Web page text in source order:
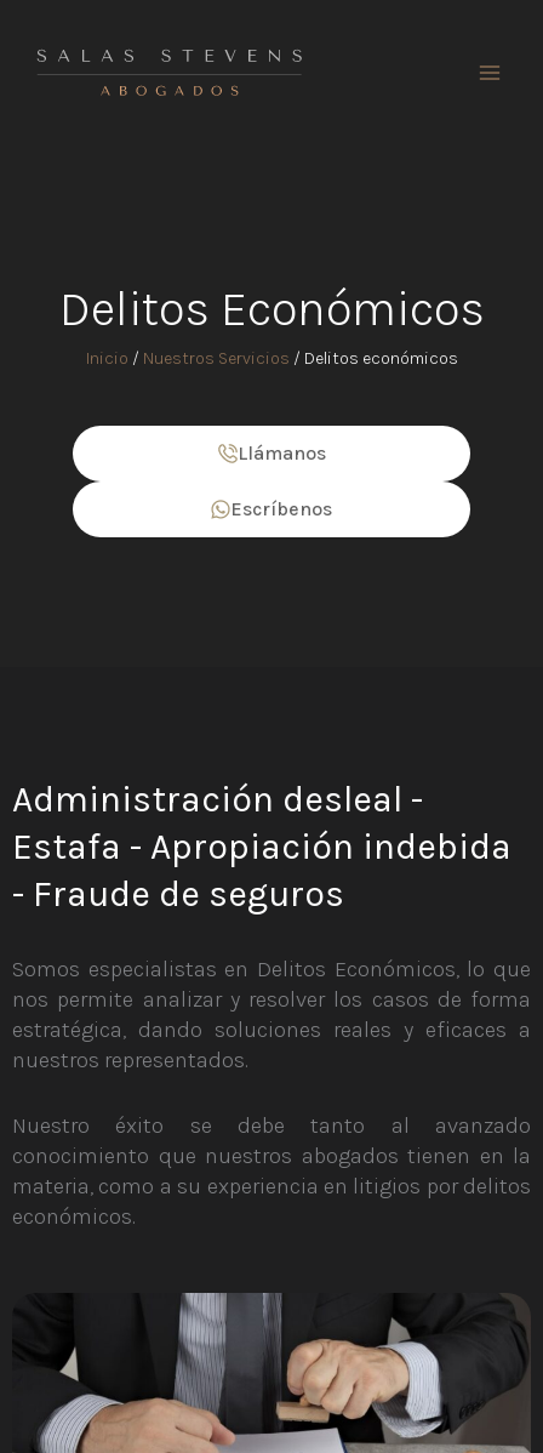
contenido
Delitos Económicos
Inicio / Nuestros Servicios / Delitos económicos
Llámanos
Escríbenos
Administración desleal -
Estafa - Apropiación indebida
- Fraude de seguros
Somos especialistas en Delitos Económicos, lo que
nos permite analizar y resolver los casos de forma
estratégica, dando soluciones reales y eficaces a
nuestros representados.
Nuestro éxito se debe tanto al avanzado
conocimiento que nuestros abogados tienen en la
materia, como a su experiencia en litigios por delitos
económicos.